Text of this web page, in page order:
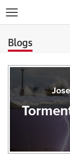
Blogs